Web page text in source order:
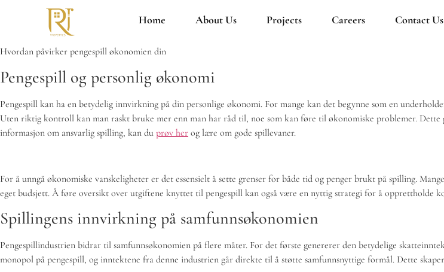
Home About Us Projects Careers Contact Us
Hvordan påvirker pengespill økonomien din
Pengespill og personlig økonomi
Pengespill kan ha en betydelig innvirkning på din personlige økonomi. For mange kan det begynne som en
Uten riktig kontroll kan man raskt bruke mer enn man har råd til, noe som kan føre til økonomiske problemer.
informasjon om ansvarlig spilling, kan du prøv her og lære om gode spillevaner.
For å unngå økonomiske vanskeligheter er det essensielt å sette grenser for både tid og penger brukt på spilling.
eget budsjett. Å føre oversikt over utgiftene knyttet til pengespill kan også være en nyttig strategi for å opprettholde
Spillingens innvirkning på samfunnsøkonomien
Pengespillindustrien bidrar til samfunnsøkonomien på flere måter. For det første genererer den betydelige
monopol på pengespill, og inntektene fra denne industrien går direkte til å støtte samfunnsnyttige formål. Dette